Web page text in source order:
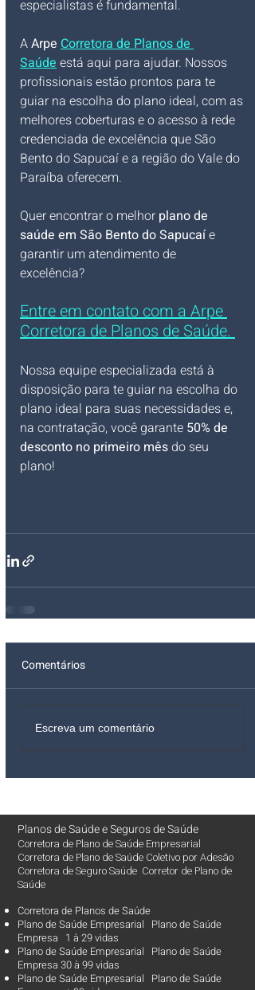
especialistas é fundamental.
A Arpe Corretora de Planos de
Saúde está aqui para ajudar. Nossos
profissionais estão prontos para te
guiar na escolha do plano ideal, com as
melhores coberturas e o acesso à rede
credenciada de excelência que São
Bento do Sapucaí e a região do Vale do
Paraíba oferecem.
Quer encontrar o melhor plano de
saúde em São Bento do Sapucaí e
garantir um atendimento de
excelência?
Entre em contato com a Arpe
Corretora de Planos de Saúde.
Nossa equipe especializada está à
disposição para te guiar na escolha do
plano ideal para suas necessidades e,
na contratação, você garante 50% de
desconto no primeiro mês do seu
plano!
Comentários
Escreva um comentário
Planos de SaúdeeSeguros de Saúde
Corretora de Plano de Saúde Empresarial
Corretora de Plano de Saúde Coletivo por Adesão
Corretora de Seguro Saúde Corretor de Plano de
Saúde
Corretora de Planos de Saúde
Plano de Saúde Empresarial Plano de Saúde
Empresa 1 à 29 vidas
Plano de Saúde Empresarial Plano de Saúde
Empresa 30 à 99 vidas ​
Plano de Saúde Empresarial Plano de Saúde